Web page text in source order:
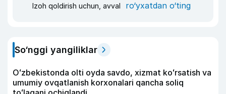
Izoh qoldirish uchun, avval ro‘yxatdan o‘ting
So‘nggi yangiliklar
Oʻzbekistonda olti oyda savdo, xizmat koʻrsatish va
umumiy ovqatlanish korxonalari qancha soliq